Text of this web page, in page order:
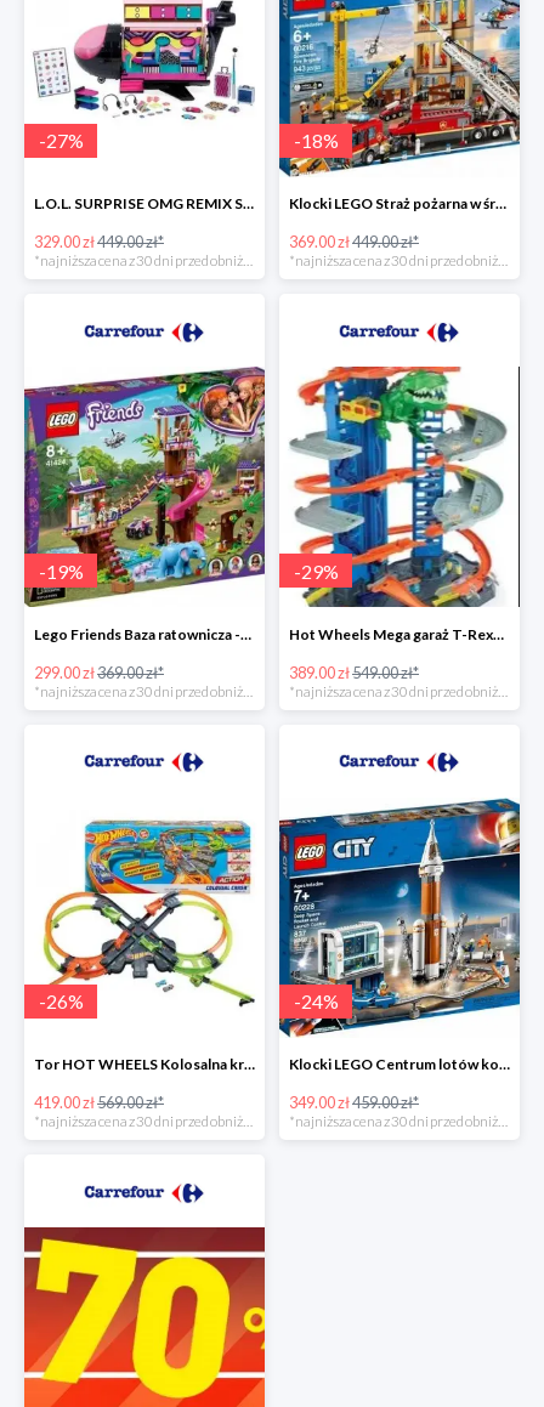
-27%
L.O.L. SURPRISE OMG REMIX Samolot -27%
329.00 zł449.00 zł*
*najniższa cena z 30 dni przed obniżką
-18%
Klocki LEGO Straż pożarna w śródmieściu -18%
369.00 zł449.00 zł*
*najniższa cena z 30 dni przed obniżką
-19%
Lego Friends Baza ratownicza -19%
299.00 zł369.00 zł*
-29%
Hot Wheels Mega garaż T-Rexa -29%
389.00 zł549.00 zł*
-26%
Tor HOT WHEELS Kolosalna kraksa -26%
419.00 zł569.00 zł*
*najniższa cena z 30 dni przed obniżką
-24%
Klocki LEGO Centrum lotów kosmicznych
349.00 zł459.00 zł*
*najniższa cena z 30 dni przed obniżką